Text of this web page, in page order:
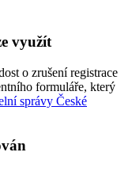
využít
o zrušení registrace
formuláře, který
správy České